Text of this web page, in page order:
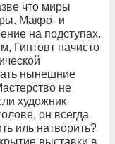
что миры
Макро- и
на подступах.
Гинтовт начисто
нынешние
не
художник
он всегда
иль натворить?